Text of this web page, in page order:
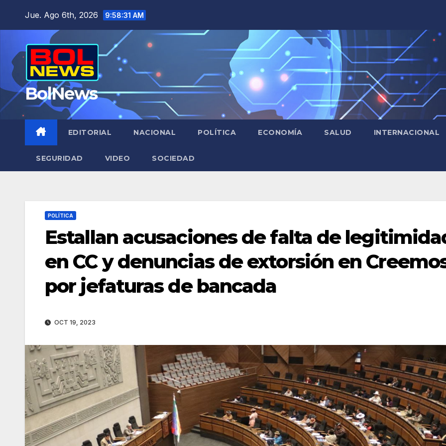
Jue. Ago 6th, 2026 9:58:32 AM
BolNews
EDITORIAL NACIONAL POLÍTICA ECONOMÍA SALUD INTERNACIONAL
SEGURIDAD VIDEO SOCIEDAD
POLÍTICA
Estallan acusaciones de falta de
en CC y denuncias de extorsión en
por jefaturas de bancada
OCT 19, 2023